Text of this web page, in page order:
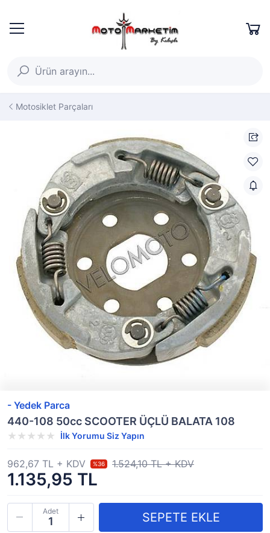
Motosiklet Parçaları
- Yedek Parca
440-108 50cc SCOOTER ÜÇLÜ BALATA 108
İlk Yorumu Siz Yapın
1.135,95 TL
962,67 TL + KDV %36 1.524,10 TL + KDV
Adet